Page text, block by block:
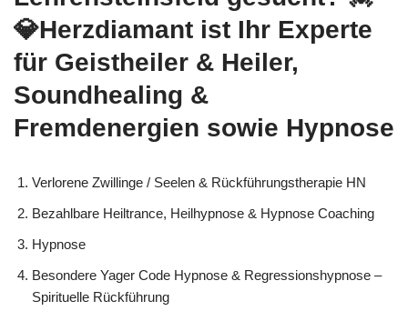
💎Herzdiamant ist Ihr Experte
für Geistheiler & Heiler,
Soundhealing &
Fremdenergien sowie Hypnose
Verlorene Zwillinge / Seelen & Rückführungstherapie HN
Bezahlbare Heiltrance, Heilhypnose & Hypnose Coaching
Hypnose
Besondere Yager Code Hypnose & Regressionshypnose –
Spirituelle Rückführung